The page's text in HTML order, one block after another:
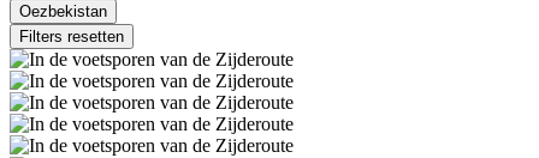
Oezbekistan
Filters resetten